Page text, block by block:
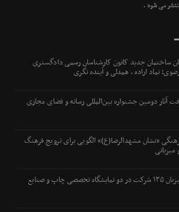
می شود .
ساختمان جدید کانون کارشناسان رسمی دادگستری
نماد اراده ، همدلی و آینده نگری
آثار دومین جشنواره بین‌المللی رسانه و فضای مجازی
«نشان مشهدالرضا(ع)» الگویی برای ترویج فرهنگ
مشهد میزبان ۱۳۵ شرکت در دو نمایشگاه تخصصی چاپ و صنایع